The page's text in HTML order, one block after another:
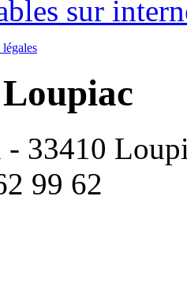
sur
- 33410
99 62